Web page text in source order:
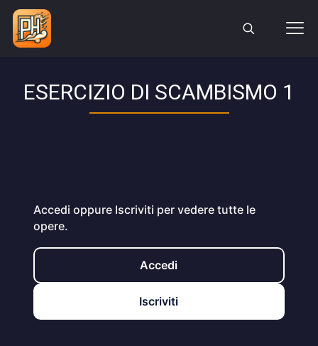
ESERCIZIO DI SCAMBISMO 1
Accedi oppure Iscriviti per vedere tutte le
opere.
Accedi
Iscriviti